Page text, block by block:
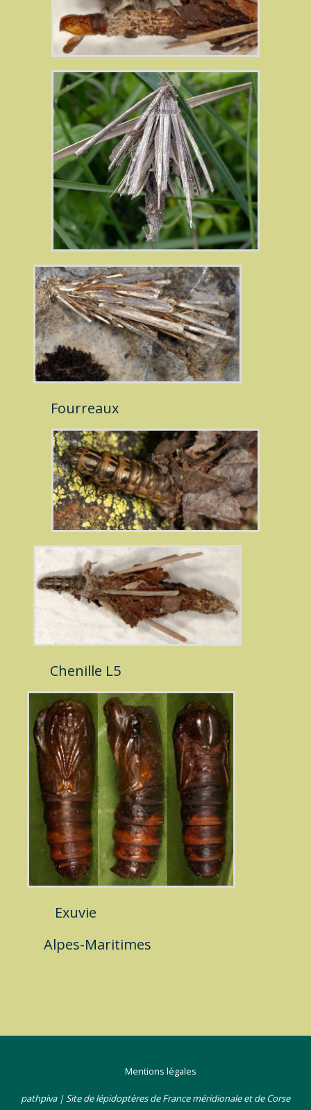
Fourreaux
Chenille L5
Exuvie
Alpes-Maritimes
Mentions légales
pathpiva | Site de lépidoptères de France méridionale et de Corse